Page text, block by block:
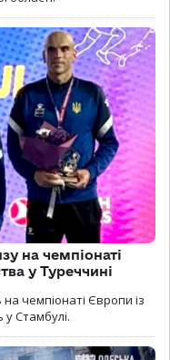
на чемпіонаті
у Туреччині
чемпіонаті Європи із
Стамбулі.